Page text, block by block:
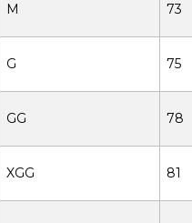
M 73
G 75
GG 78
XGG 81